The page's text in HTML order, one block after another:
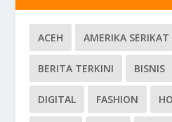
ACEH AMERIKA SERIKAT
BERITA TERKINI BISNIS
DIGITAL FASHION